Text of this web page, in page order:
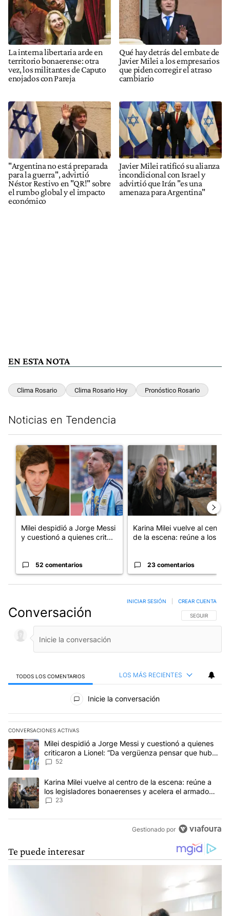
La interna libertaria arde en
territorio bonaerense: otra
vez, los militantes de Caputo
enojados con Pareja
Qué hay detrás del embate de
Javier Milei a los empresarios
que piden corregir el atraso
cambiario
"Argentina no está preparada
para la guerra", advirtió
Néstor Restivo en "QR!" sobre
el rumbo global y el impacto
económico
Javier Milei ratificó su alianza
incondicional con Israel y
advirtió que Irán "es una
amenaza para Argentina"
EN ESTA NOTA
Clima Rosario Clima Rosario Hoy Pronóstico Rosario
Noticias en Tendencia
Un artículo de tendencia con el título "Milei despidió a Jorge
Milei despidió a Jorge Messi
y cuestionó a quienes crit...
52 comentarios
Un artículo de tendencia
Karina Milei vuelve al centro
de la escena: reúne a los...
23 comentarios
Conversación SIGA ESTA
SEGUIR
INICIAR SESIÓN CREAR CUENTA
TODOS LOS COMENTARIOS LOS MÁS RECIENTES
Todos los comentarios
Inicie la conversación
CONVERSACIONES ACTIVAS
Este listado muestra los artículos con más comentarios en los
Un artículo de tendencia con el título "Milei despidió a Jorge
Milei despidió a Jorge Messi y cuestionó a quienes
criticaron a Lionel: “Da vergüenza pensar que hubo
anti-Messi”
52
Un artículo de tendencia con el título "Karina Milei vuelve al
Karina Milei vuelve al centro de la escena: reúne a
los legisladores bonaerenses y acelera el armado
para 2027
23
Gestionado por